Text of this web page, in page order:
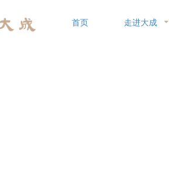
首页 走进大成